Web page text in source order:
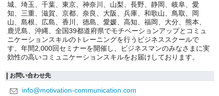
城、埼玉、千葉、東京、神奈川、山梨、長野、静岡、岐阜、愛
知、三重、滋賀、京都、奈良、大阪、兵庫、和歌山、鳥取、岡
山、島根、広島、香川、徳島、愛媛、高知、福岡、大分、熊本、
鹿児島、沖縄、全国39都道府県でモチベーションアップとコミュ
ニケーションスキルのトレーニングを行うビジネススクールで
す。年間2,000回セミナーを開催し、ビジネスマンのみなさまに実
効性の高いコミュニケーションスキルをお届けしております。
お問い合わせ先
info@motivation-communication.com